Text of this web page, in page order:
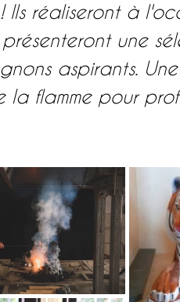
Ils réaliseront à
une
aspirants.
la flamme pour